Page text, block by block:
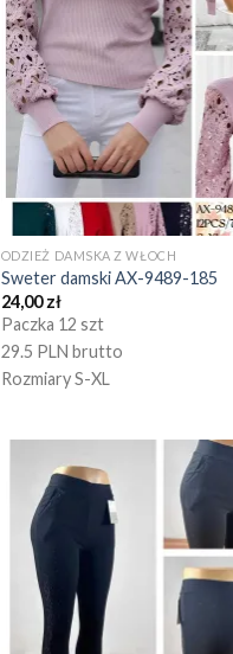
ODZIEŻ DAMSKA Z WŁOCH
Sweter damski AX-9489-185
24,00zł
Paczka 12 szt
29.5 PLN brutto
Rozmiary S-XL